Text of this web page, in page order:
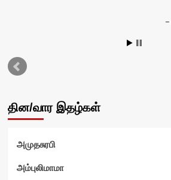
தின/வார இதழ்கள்
அமுதசுரபி
அம்புலிமாமா